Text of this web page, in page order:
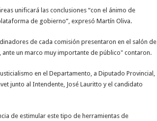
unificará las conclusiones “con el ánimo de
de gobierno”, expresó Martín Oliva.
de cada comisión presentaron en el salón de
un marco muy importante de público" contaron.
en el Departamento, a Diputado Provincial,
junto al Intendente, José Lauritto y el candidato
de estimular este tipo de herramientas de